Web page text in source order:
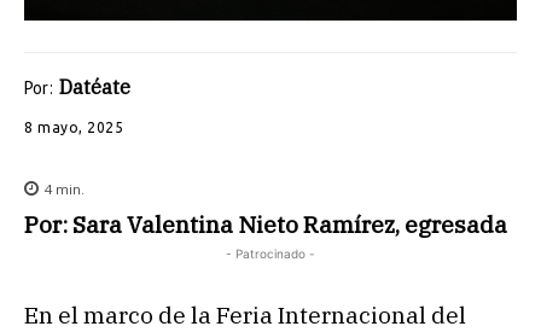
Por: Datéate
8 mayo, 2025
4 min.
Por: Sara Valentina Nieto Ramírez, egresada
- Patrocinado -
En el marco de la Feria Internacional del